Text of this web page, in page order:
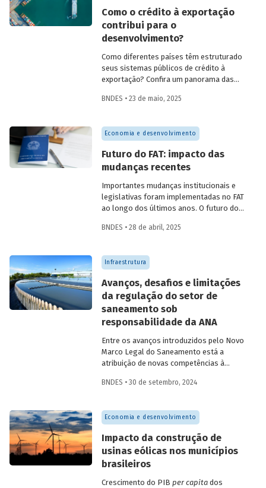
método para calcular prêmio de risco em
projetos de infraestrutura e o controle
societário de companhias abertas por
fundos de investimento no Brasil.
Como o crédito à exportação
contribui para o
desenvolvimento?
Como diferentes países têm estruturado
seus sistemas públicos de crédito à
exportação? Confira um panorama das
entenda como esses sistemas
econômico, a inovação e a inserção
competitiva no mercado global.
BNDES • 23 de maio, 2025
Economia e desenvolvimento
Futuro do FAT: impacto das
mudanças recentes
Importantes mudanças institucionais e
legislativas foram implementadas no FAT
ao longo dos últimos anos. O futuro do
– depende do que será feito a partir delas.
do BNDES 60.
BNDES • 28 de abril, 2025
Infraestrutura
Avanços, desafios e limitações
da regulação do setor de
saneamento sob
responsabilidade da ANA
Entre os avanços introduzidos pelo Novo
Marco Legal do Saneamento está a
atribuição de novas competências à
Básico (ANA) para regularização do setor.
desafios desse percurso e a importância
de superá-los.
BNDES • 30 de setembro, 2024
Economia e desenvolvimento
Impacto da construção de
usinas eólicas nos municípios
brasileiros
Crescimento do PIB per capitados